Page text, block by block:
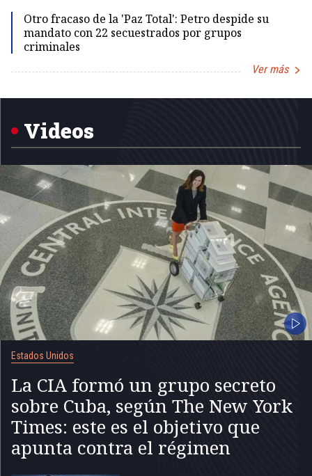
Otro fracaso de la 'Paz Total': Petro despide su
mandato con 22 secuestrados por grupos
criminales
Ver más
Videos
Estados Unidos
La CIA formó un grupo secreto
sobre Cuba, según The New York
Times: este es el objetivo que
apunta contra el régimen